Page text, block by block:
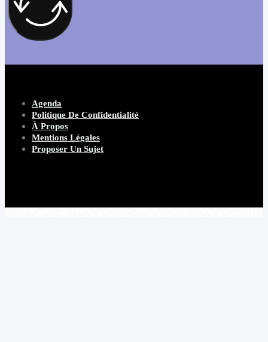
Agenda
Politique De Confidentialité
À Propos
Mentions Légales
Proposer Un Sujet